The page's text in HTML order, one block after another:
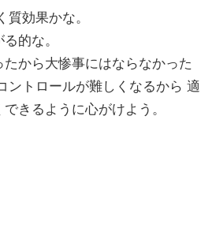
効果かな。
的な。
から大惨事にはならなかった
ントロールが難しくなるから 適
きるように心がけよう。